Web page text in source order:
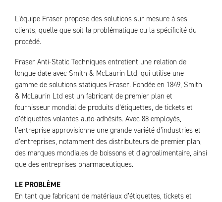
L’équipe Fraser propose des solutions sur mesure à ses
clients, quelle que soit la problématique ou la spécificité du
procédé.
Fraser Anti-Static Techniques entretient une relation de
longue date avec Smith & McLaurin Ltd, qui utilise une
gamme de solutions statiques Fraser. Fondée en 1849, Smith
& McLaurin Ltd est un fabricant de premier plan et
fournisseur mondial de produits d’étiquettes, de tickets et
d’étiquettes volantes auto-adhésifs. Avec 88 employés,
l’entreprise approvisionne une grande variété d’industries et
d’entreprises, notamment des distributeurs de premier plan,
des marques mondiales de boissons et d’agroalimentaire, ainsi
que des entreprises pharmaceutiques.
LE PROBLÈME
En tant que fabricant de matériaux d’étiquettes, tickets et